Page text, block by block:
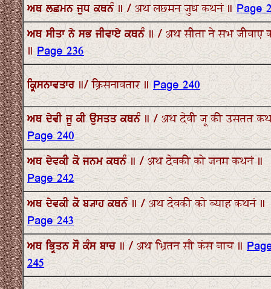
ਅਥ ਲਛਮਨ ਜੁਧ ਕਥਨੰ ॥ / अथ लछमन जुध कथनं ॥Page
ਅਥ ਸੀਤਾ ਨੇ ਸਭ ਜੀਵਾਏ ਕਥਨੰ ॥ / अथ सीता ने सभ जीवाए
॥Page 236
ਕ੍ਰਿਸਨਾਵਤਾਰ ॥/ क्रिसनावतार ॥Page 240
ਅਥ ਦੇਵੀ ਜੂ ਕੀ ਉਸਤਤ ਕਥਨੰ ॥ / अथ देवी जू की उसतत
Page 240
ਅਥ ਦੇਵਕੀ ਕੋ ਜਨਮ ਕਥਨੰ ॥ / अथ देवकी को जनम कथनं ॥
Page 242
ਅਥ ਦੇਵਕੀ ਕੋ ਬ੍ਯਾਹ ਕਥਨੰ ॥ / अथ देवकी को ब्याह कथनं ॥
Page 243
ਅਥ ਭ੍ਰਿਤਨ ਸੌ ਕੰਸ ਬਾਚ ॥ / अथ भ्रितन सौ कंस बाच ॥
245